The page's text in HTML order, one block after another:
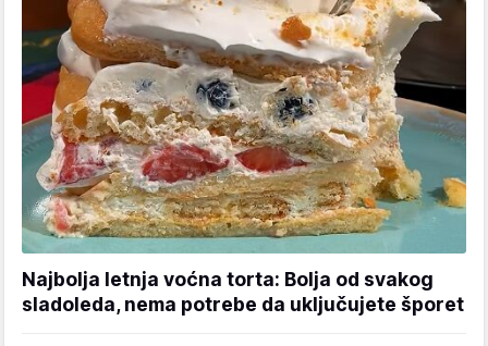
Najbolja letnja voćna torta: Bolja od svakog
sladoleda, nema potrebe da uključujete šporet